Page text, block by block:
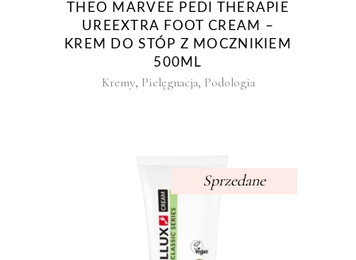
THEO MARVEE PEDI THERAPIE
UREEXTRA FOOT CREAM –
KREM DO STÓP Z MOCZNIKIEM
500ML
Kremy, Pielęgnacja, Podologia
Sprzedane